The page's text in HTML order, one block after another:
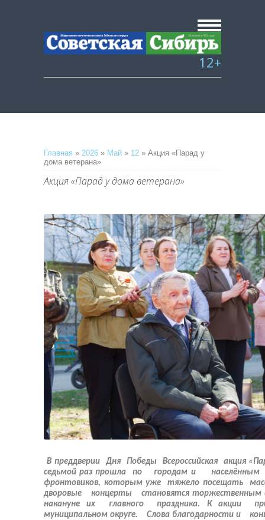
12+
Главная » 2026 » Май » 12 » Акция «Парад у
дома ветерана»
Акция «Парад у дома ветерана»
В преддверии Дня Победы Всероссийская акция
седьмой раз прошла по городам и населённым
фронтовиков, которым уже тяжело посещать
дворовые концерты становятся
накануне их главного праздника. К акции
муниципальном округе. Слова благодарности и